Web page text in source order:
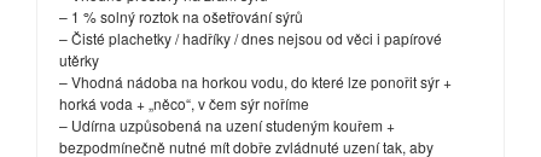
– 1 % solný roztok na ošetřování sýrů
– Čisté plachetky / hadříky / dnes nejsou od věci i papírové
utěrky
– Vhodná nádoba na horkou vodu, do které lze ponořit sýr +
horká voda + „něco“, v čem sýr noříme
– Udírna uzpůsobená na uzení studeným kouřem +
bezpodmínečně nutné mít dobře zvládnuté uzení tak, aby